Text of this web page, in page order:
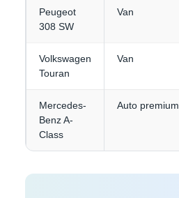
Peugeot
308 SW
Van
Volkswagen
Touran
Van
Mercedes-
Benz A-
Class
Auto premium